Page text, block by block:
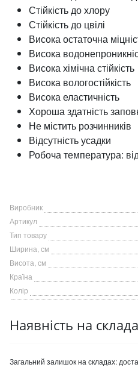
Стійкість до хлору
Стійкість до цвілі
Висока остаточна
Висока
Висока хімічна стійкість
Висока вологостійкість
Висока еластичність
Хороша здатність
Не містить розчинників
Відсутність усадки
Робоча температура:
Виробник
Артикул
Тип товару
Ширина, см
Висота, см
Країна
Колір
Наявність на
Загальний залишок на складах: